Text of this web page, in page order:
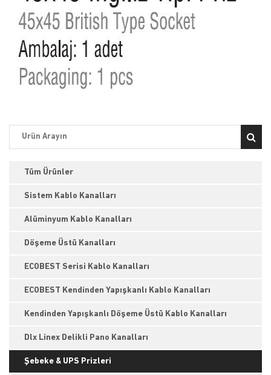
Tüm Ürünler
Sistem Kablo Kanalları
Alüminyum Kablo Kanalları
Döşeme Üstü Kanalları
ECOBEST Serisi Kablo Kanalları
ECOBEST Kendinden Yapışkanlı Kablo Kanalları
Kendinden Yapışkanlı Döşeme Üstü Kablo Kanalları
Dlx Linex Delikli Pano Kanalları
Şebeke & UPS Prizleri